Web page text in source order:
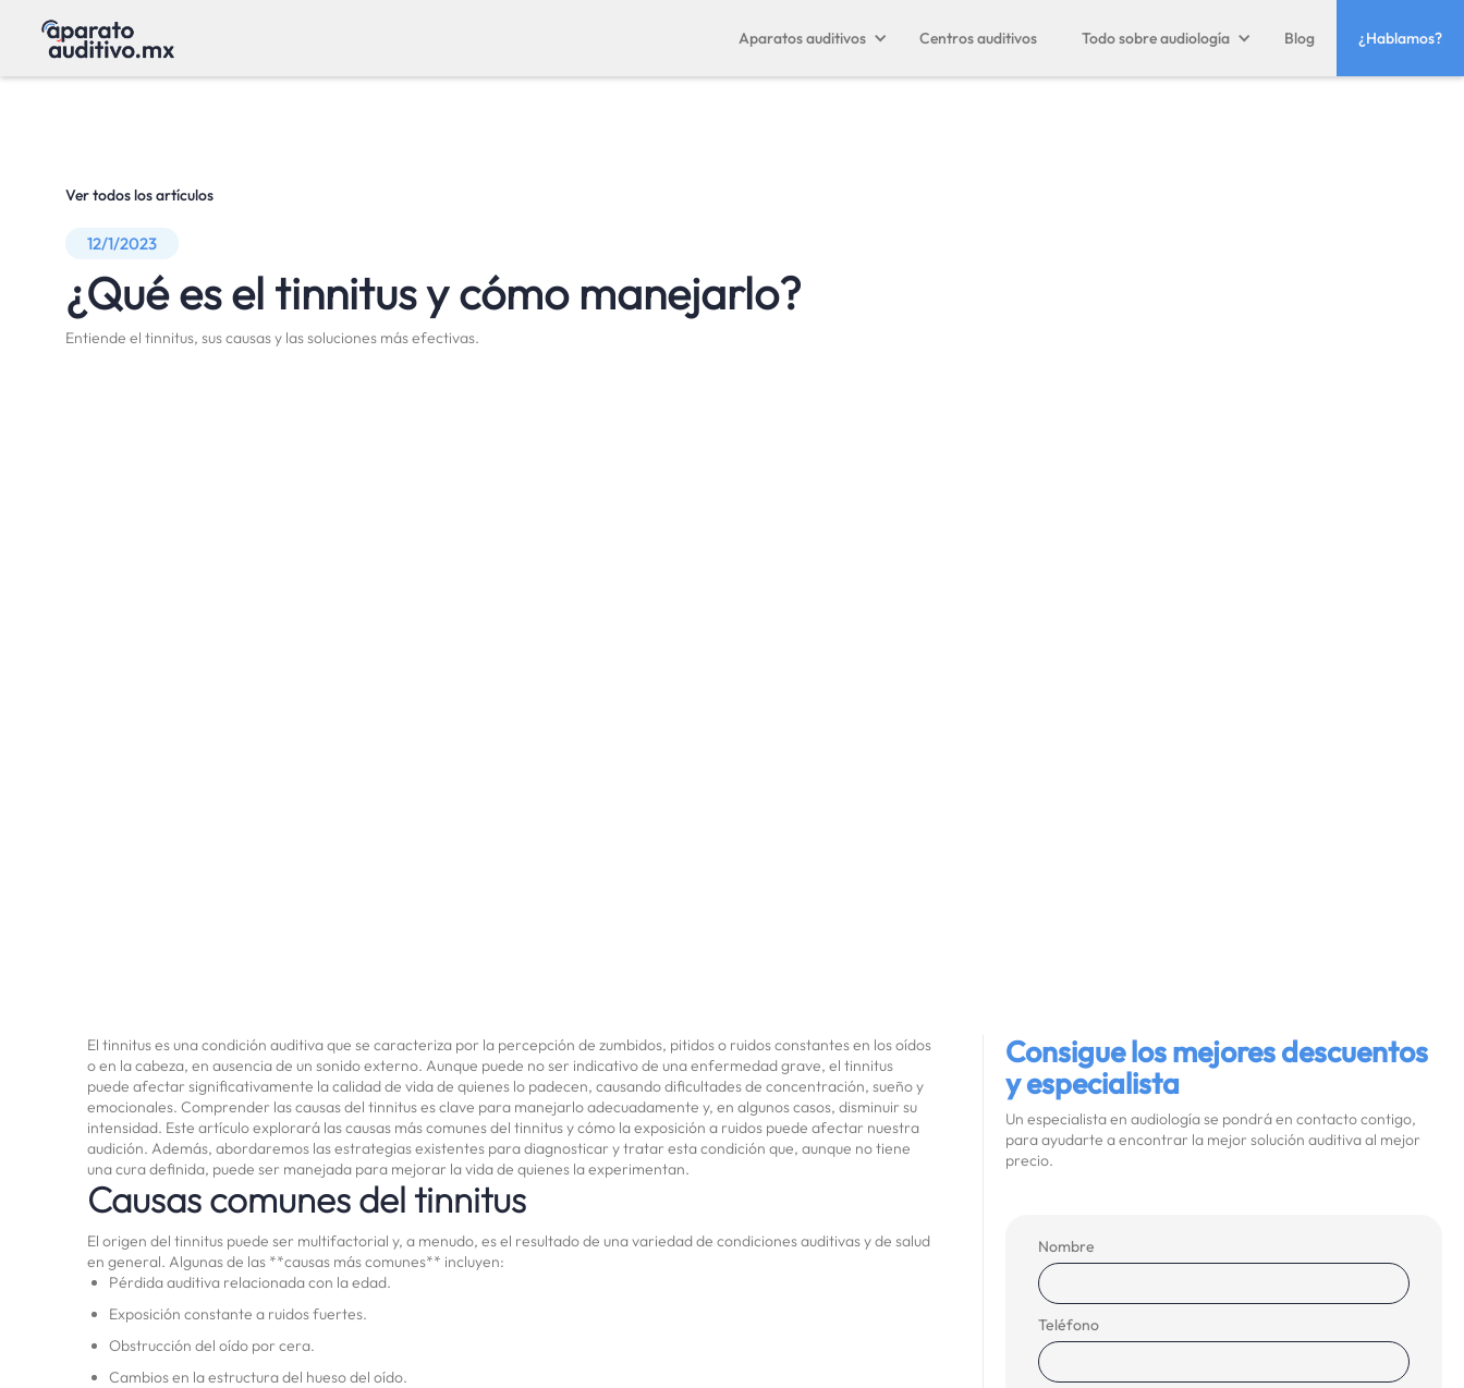
Aparatos auditivos Centros auditivos Todo sobre audiología Blog ¿Hablamos?
Ver todos los artículos
12/1/2023
¿Qué es el tinnitus y cómo manejarlo?
Entiende el tinnitus, sus causas y las soluciones más efectivas.
El tinnitus es una condición auditiva que se caracteriza por la percepción de zumbidos, pitidos o ruidos constantes en los oídos
o en la cabeza, en ausencia de un sonido externo. Aunque puede no ser indicativo de una enfermedad grave, el tinnitus
puede afectar significativamente la calidad de vida de quienes lo padecen, causando dificultades de concentración, sueño y
emocionales. Comprender las causas del tinnitus es clave para manejarlo adecuadamente y, en algunos casos, disminuir su
intensidad. Este artículo explorará las causas más comunes del tinnitus y cómo la exposición a ruidos puede afectar nuestra
audición. Además, abordaremos las estrategias existentes para diagnosticar y tratar esta condición que, aunque no tiene
una cura definida, puede ser manejada para mejorar la vida de quienes la experimentan.
Causas comunes del tinnitus
El origen del tinnitus puede ser multifactorial y, a menudo, es el resultado de una variedad de condiciones auditivas y de salud
en general. Algunas de las **causas más comunes** incluyen:
Pérdida auditiva relacionada con la edad.
Exposición constante a ruidos fuertes.
Obstrucción del oído por cera.
Cambios en la estructura del hueso del oído.
Consigue los mejores descuentos
y especialista
Un especialista en audiología se pondrá en contacto contigo,
para ayudarte a encontrar la mejor solución auditiva al mejor
precio.
Nombre
Teléfono